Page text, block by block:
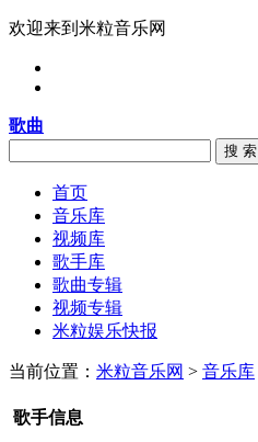
欢迎来到米粒音乐网
歌曲
搜 索
首页
音乐库
视频库
歌手库
歌曲专辑
视频专辑
米粒娱乐快报
当前位置： 米粒音乐网 > 音乐库
歌手信息